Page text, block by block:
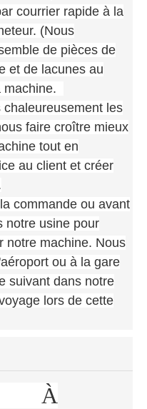
courrier rapide à la
(Nous
de pièces de
et de lacunes au
machine.
chaleureusement les
faire croître mieux
tout en
au client et créer
commande ou avant
notre usine pour
notre machine. Nous
ou à la gare
suivant dans notre
lors de cette